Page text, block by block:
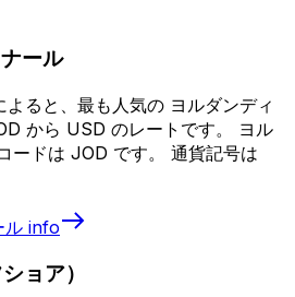
ール
ると、最も人気の ヨルダンディ
から USD のレートです。 ヨル
ードは JOD です。 通貨記号は
ル info
ョア）